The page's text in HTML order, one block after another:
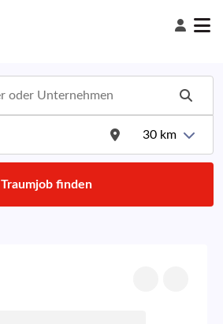
30 km
Traumjob finden